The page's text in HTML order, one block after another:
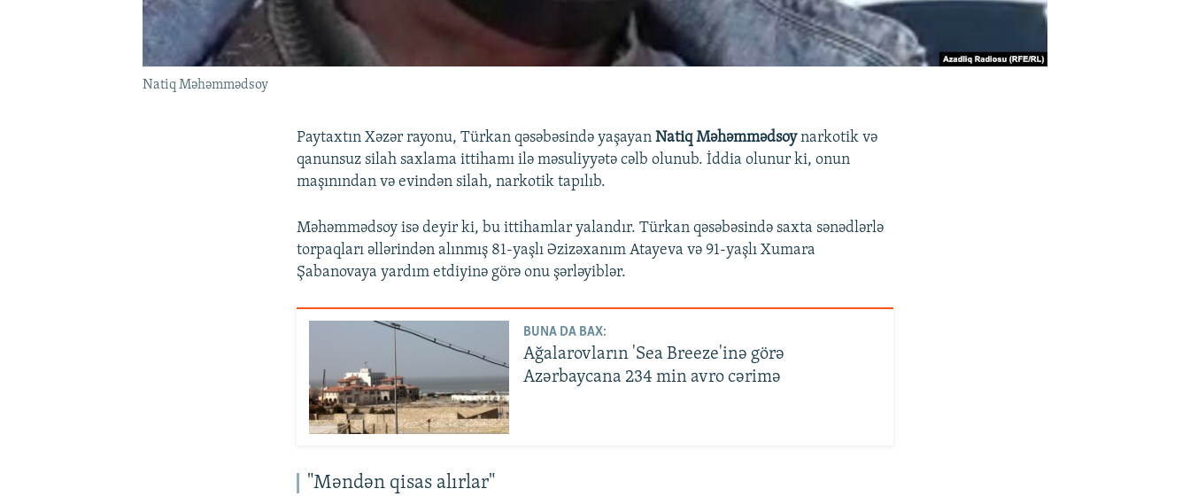
Natiq Məhəmmədsoy
Paytaxtın Xəzər rayonu, Türkan qəsəbəsində yaşayanNatiq Məhəmmədsoynarkotik və
qanunsuz silah saxlama ittihamı ilə məsuliyyətə cəlb olunub. İddia olunur ki, onun
maşınından və evindən silah, narkotik tapılıb.
Məhəmmədsoy isə deyir ki, bu ittihamlar yalandır. Türkan qəsəbəsində saxta sənədlərlə
torpaqları əllərindən alınmış 81-yaşlı Əzizəxanım Atayeva və 91-yaşlı Xumara
Şabanovaya yardım etdiyinə görə onu şərləyiblər.
BUNA DA BAX:
Ağalarovların 'Sea Breeze'inə görə
Azərbaycana 234 min avro cərimə
"Məndən qisas alırlar"